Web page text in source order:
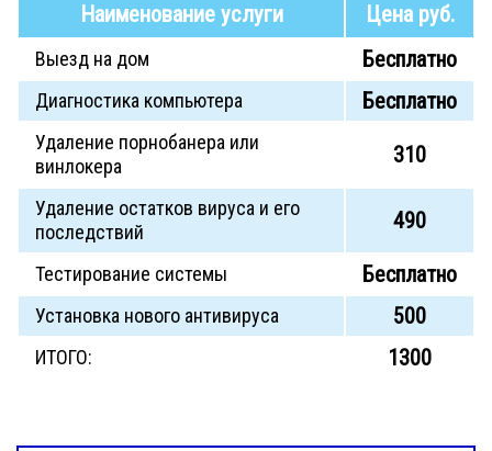
Наименование услуги Цена руб.
Выезд на дом Бесплатно
Диагностика компьютера Бесплатно
Удаление порнобанера или
винлокера
310
Удаление остатков вируса и его
последствий
490
Тестирование системы Бесплатно
Установка нового антивируса 500
ИТОГО: 1300